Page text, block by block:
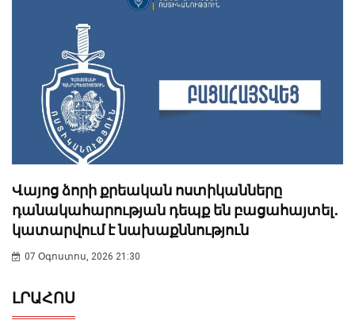
Վայոց ձորի քրեական ոստիկանները
դանակահարության դեպք են բացահայտել․
կատարվում է նախաքննություն
07 Օգոստոս, 2026 21:30
ԼՐԱՀՈՍ